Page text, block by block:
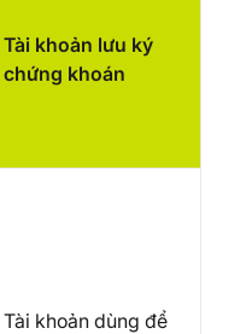
Tài khoản lưu ký
chứng khoán
Tài khoản dùng để